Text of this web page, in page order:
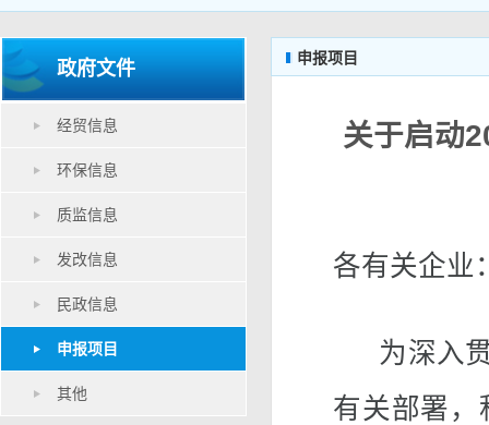
政府文件
经贸信息
环保信息
质监信息
发改信息
民政信息
申报项目
其他
申报项目
关于启动
各有关企业
为深入贯
有关部署，